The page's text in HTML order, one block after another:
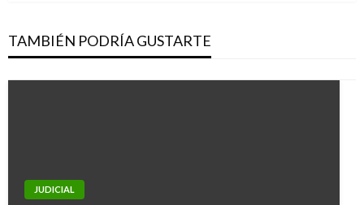
TAMBIÉN PODRÍA GUSTARTE
JUDICIAL